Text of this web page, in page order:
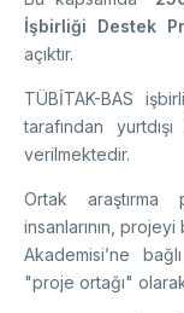
Archive
Guideline on
FUNDS
Academic
International
National Support
Industrial
National Support
International
Science &
National
International
Scientific
İşbirliği Destek
açıktır.
TÜBİTAK-BAS
tarafından
verilmektedir.
Ortak
insanlarının,
Akademisi’ne
"proje ortağı"